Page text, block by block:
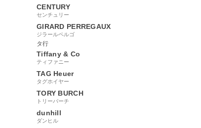
CENTURY
センチュリー
GIRARD PERREGAUX
ジラールペルゴ
タ行
Tiffany & Co
ティファニー
TAG Heuer
タグホイヤー
TORY BURCH
トリーバーチ
dunhill
ダンヒル